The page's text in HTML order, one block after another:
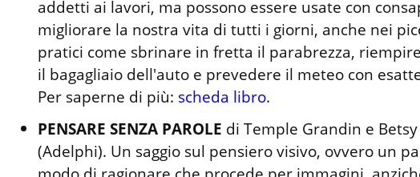
addetti ai lavori, ma possono essere usate con
migliorare la nostra vita di tutti i giorni, anche nei
pratici come sbrinare in fretta il parabrezza,
il bagagliaio dell'auto e prevedere il meteo con
Per saperne di più: scheda libro.
PENSARE SENZA PAROLE di Temple Grandin e
(Adelphi). Un saggio sul pensiero visivo, ovvero un